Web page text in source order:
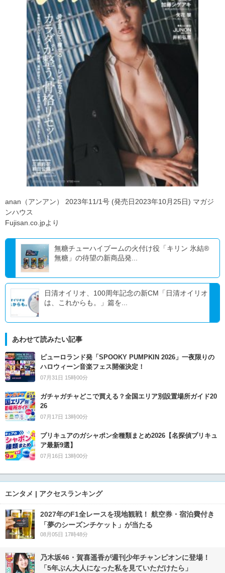
anan（アンアン） 2023年11/1号 (発売日2023年10月25日) マガジ
ンハウス
Fujisan.co.jpより
無糖チューハイブームの火付け役「キリン 氷結®
無糖」の待望の新商品発...
日清オイリオ、100周年記念の新CM「日清オイリオ
は、これからも。」篇を...
あわせて読みたい記事
ピューロランド発「SPOOKY PUMPKIN 2026」一夜限りの
ハロウィーン音楽フェス開催決定！
07月31日 15時00分
ガチャガチャどこで買える？全国エリア別設置場所ガイド20
26
07月17日 13時00分
プリキュアのガシャポン全種類まとめ2026【名探偵プリキュ
ア最新9選】
07月16日 13時00分
エンタメ | アクセスランキング
2027年のF1全レースを現地観戦！ 航空券・宿泊費付き
「夢のシーズンチケット」が当たる
08月05日 17時48分
乃木坂46・賀喜遥香が週刊少年チャンピオンに登場！
「5年ぶん大人になった私を見ていただけたら」